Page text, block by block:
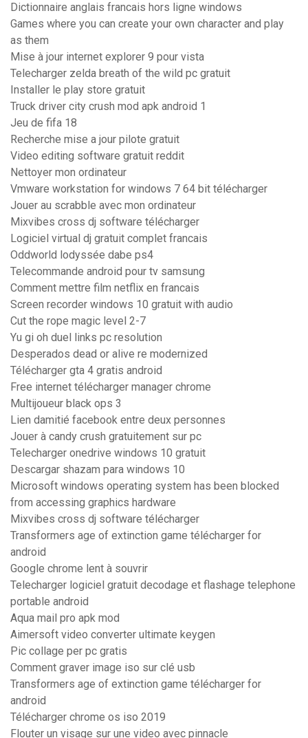
Dictionnaire anglais francais hors ligne windows
Games where you can create your own character and play
as them
Mise à jour internet explorer 9 pour vista
Telecharger zelda breath of the wild pc gratuit
Installer le play store gratuit
Truck driver city crush mod apk android 1
Jeu de fifa 18
Recherche mise a jour pilote gratuit
Video editing software gratuit reddit
Nettoyer mon ordinateur
Vmware workstation for windows 7 64 bit télécharger
Jouer au scrabble avec mon ordinateur
Mixvibes cross dj software télécharger
Logiciel virtual dj gratuit complet francais
Oddworld lodyssée dabe ps4
Telecommande android pour tv samsung
Comment mettre film netflix en francais
Screen recorder windows 10 gratuit with audio
Cut the rope magic level 2-7
Yu gi oh duel links pc resolution
Desperados dead or alive re modernized
Télécharger gta 4 gratis android
Free internet télécharger manager chrome
Multijoueur black ops 3
Lien damitié facebook entre deux personnes
Jouer à candy crush gratuitement sur pc
Telecharger onedrive windows 10 gratuit
Descargar shazam para windows 10
Microsoft windows operating system has been blocked
from accessing graphics hardware
Mixvibes cross dj software télécharger
Transformers age of extinction game télécharger for
android
Google chrome lent à souvrir
Telecharger logiciel gratuit decodage et flashage telephone
portable android
Aqua mail pro apk mod
Aimersoft video converter ultimate keygen
Pic collage per pc gratis
Comment graver image iso sur clé usb
Transformers age of extinction game télécharger for
android
Télécharger chrome os iso 2019
Flouter un visage sur une video avec pinnacle